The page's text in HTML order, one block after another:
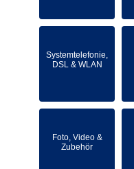
Systemtelefonie,
DSL & WLAN
Foto, Video &
Zubehör